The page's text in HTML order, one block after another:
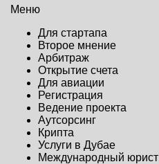
Меню
Для стартапа
Второе мнение
Арбитраж
Открытие счета
Для авиации
Регистрация
Ведение проекта
Аутсорсинг
Крипта
Услуги в Дубае
Международный юрист